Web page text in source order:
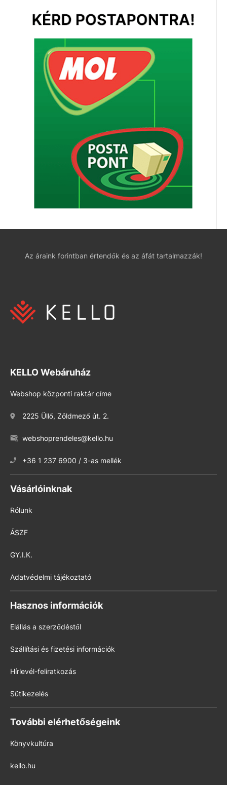
Az áraink forintban értendők és az áfát tartalmazzák!
KELLO Webáruház
Webshop központi raktár címe
2225 Üllő, Zöldmező út. 2.
webshoprendeles@kello.hu
+36 1 237 6900 / 3-as mellék
Vásárlóinknak
Rólunk
ÁSZF
GY.I.K.
Adatvédelmi tájékoztató
Hasznos információk
Elállás a szerződéstől
Szállítási és fizetési információk
Hírlevél-feliratkozás
Sütikezelés
További elérhetőségeink
Könyvkultúra
kello.hu